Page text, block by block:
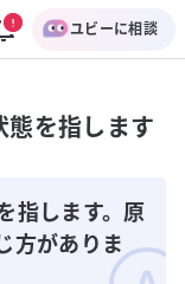
ユビーに相談
態を指します
指します。原
方がありま